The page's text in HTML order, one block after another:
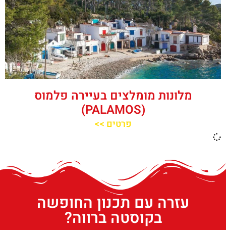
מלונות מומלצים בעיירה פלמוס
(PALAMOS)
פרטים >>
עזרה עם תכנון החופשה
בקוסטה ברווה?